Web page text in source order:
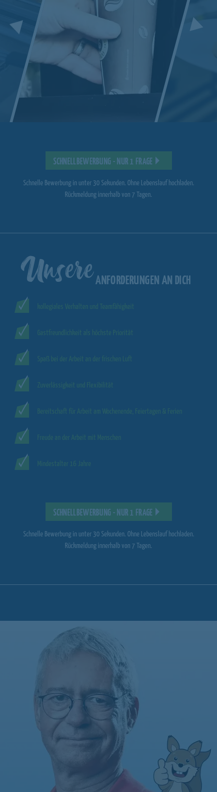
SCHNELLBEWERBUNG - NUR 1 FRAGE
Schnelle Bewerbung in unter 30 Sekunden. Ohne Lebenslauf hochladen.
Rückmeldung innerhalb von 7 Tagen.
UnsereANFORDERUNGEN AN DICH
SCHNELLBEWERBUNG - NUR 1 FRAGE
Schnelle Bewerbung in unter 30 Sekunden. Ohne Lebenslauf hochladen.
Rückmeldung innerhalb von 7 Tagen.